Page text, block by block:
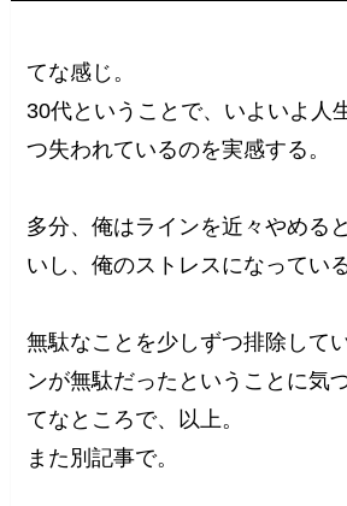
てな感じ。
30代ということで、いよいよ人
つ失われているのを実感する。
多分、俺はラインを近々やめる
いし、俺のストレスになってい
無駄なことを少しずつ排除して
ンが無駄だったということに気
てなところで、以上。
また別記事で。